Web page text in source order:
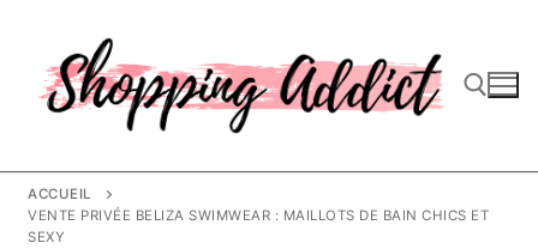
contenu
ACCUEIL
VENTE PRIVÉE BELIZA SWIMWEAR : MAILLOTS DE BAIN CHICS ET
SEXY